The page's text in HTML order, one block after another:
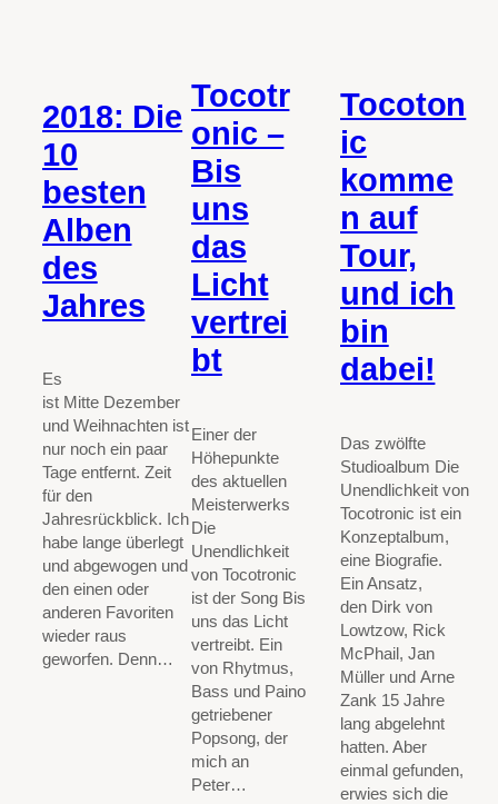
2018: Die
10
besten
Alben
des
Jahres
Es
ist Mitte Dezember
und Weihnachten ist
nur noch ein paar
Tage entfernt. Zeit
für den
Jahresrückblick. Ich
habe lange überlegt
und abgewogen und
den einen oder
anderen Favoriten
wieder raus
geworfen. Denn…
Tocotr
onic –
Bis
uns
das
Licht
vertrei
bt
Einer der
Höhepunkte
des aktuellen
Meisterwerks
Die
Unendlichkeit
von Tocotronic
ist der Song Bis
uns das Licht
vertreibt. Ein
von Rhytmus,
Bass und Paino
getriebener
Popsong, der
mich an
Peter…
Tocoton
ic
komme
n auf
Tour,
und ich
bin
dabei!
Das zwölfte
Studioalbum Die
Unendlichkeit von
Tocotronic ist ein
Konzeptalbum,
eine Biografie.
Ein Ansatz,
den Dirk von
Lowtzow, Rick
McPhail, Jan
Müller und Arne
Zank 15 Jahre
lang abgelehnt
hatten. Aber
einmal gefunden,
erwies sich die